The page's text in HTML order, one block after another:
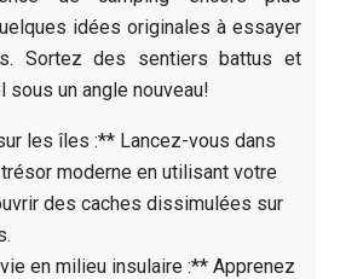
idées originales à essayer
Sortez des sentiers battus et
sous un angle nouveau!
les îles :** Lancez-vous dans
moderne en utilisant votre
des caches dissimulées sur
en milieu insulaire :** Apprenez